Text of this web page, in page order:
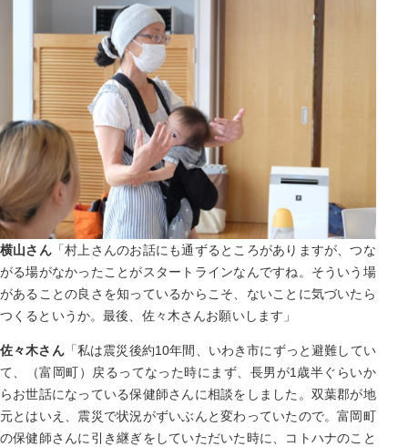
横山さん「村上さんのお話にも通ずるところがありますが、つな
がる場がなかったことがスタートラインなんですね。そういう場
があることの良さを知っているからこそ、ないことに気づいたら
つくるというか。最後、佐々木さんお願いします」
佐々木さん「私は震災後約10年間、いわき市にずっと避難してい
て、（富岡町）戻るってなった時にまず、長男が1歳半ぐらいか
らお世話になっている保健師さんに相談をしました。双葉郡が地
元とはいえ、震災で状況がずいぶんと変わっていたので。富岡町
の保健師さんに引き継ぎをしていただいた時に、コトハナのこと